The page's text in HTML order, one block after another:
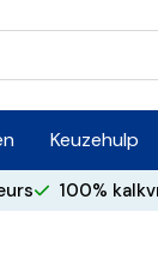
Keuzehulp
100%